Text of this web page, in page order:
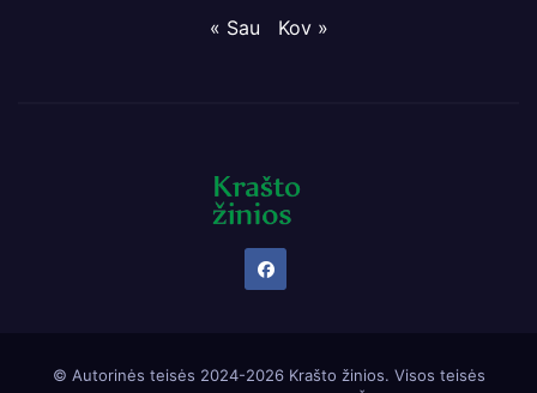
« Sau Kov »
© Autorinės teisės 2024-2026 Krašto žinios. Visos teisės